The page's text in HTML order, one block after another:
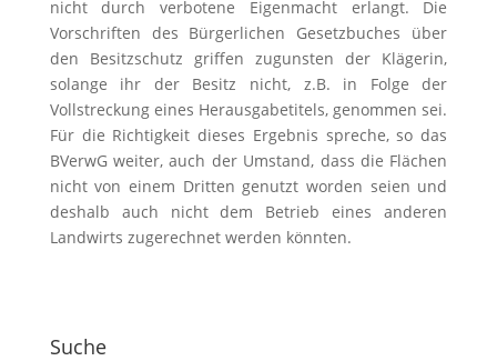
nicht durch verbotene Eigenmacht erlangt. Die
Vorschriften des Bürgerlichen Gesetzbuches über
den Besitzschutz griffen zugunsten der Klägerin,
solange ihr der Besitz nicht, z.B. in Folge der
Vollstreckung eines Herausgabetitels, genommen sei.
Für die Richtigkeit dieses Ergebnis spreche, so das
BVerwG weiter, auch der Umstand, dass die Flächen
nicht von einem Dritten genutzt worden seien und
deshalb auch nicht dem Betrieb eines anderen
Landwirts zugerechnet werden könnten.
Suche